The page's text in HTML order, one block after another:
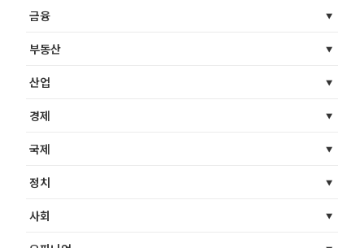
금융
부동산
산업
경제
국제
정치
사회